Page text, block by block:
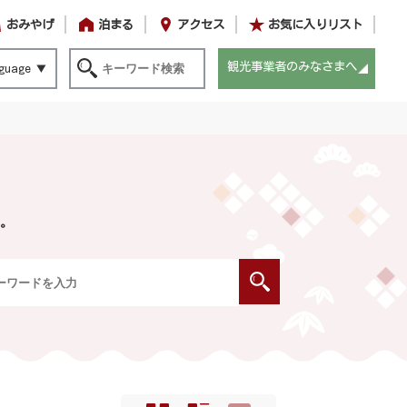
おみやげ 泊まる アクセス お気に入りリスト
観光事業者のみなさまへ